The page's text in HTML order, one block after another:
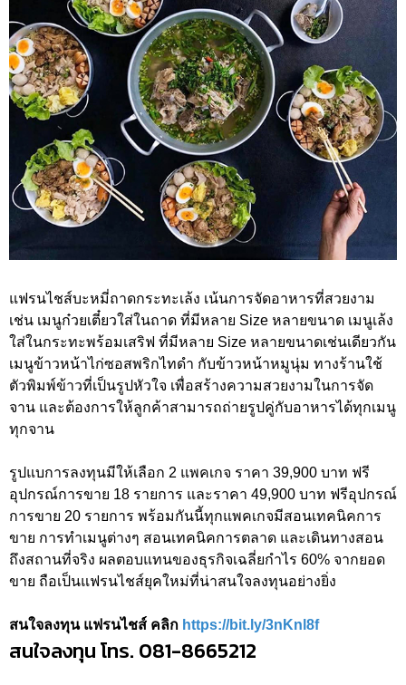
แฟรนไชส์บะหมี่ถาดกระทะเล้ง เน้นการจัดอาหารที่สวยงาม
เช่น เมนูก๋วยเตี๋ยวใส่ในถาด ที่มีหลาย Size หลายขนาด เมนูเล้ง
ใส่ในกระทะพร้อมเสริฟ ที่มีหลาย Size หลายขนาดเช่นเดียวกัน
เมนูข้าวหน้าไก่ซอสพริกไทดำ กับข้าวหน้าหมูนุ่ม ทางร้านใช้
ตัวพิมพ์ข้าวที่เป็นรูปหัวใจ เพื่อสร้างความสวยงามในการจัด
จาน และต้องการให้ลูกค้าสามารถถ่ายรูปคู่กับอาหารได้ทุกเมนู
ทุกจาน
รูปแบการลงทุนมีให้เลือก 2 แพคเกจ ราคา 39,900 บาท ฟรี
อุปกรณ์การขาย 18 รายการ และราคา 49,900 บาท ฟรีอุปกรณ์
การขาย 20 รายการ พร้อมกันนี้ทุกแพคเกจมีสอนเทคนิคการ
ขาย การทำเมนูต่างๆ สอนเทคนิคการตลาด และเดินทางสอน
ถึงสถานที่จริง ผลตอบแทนของธุรกิจเฉลี่ยกำไร 60% จากยอด
ขาย ถือเป็นแฟรนไชส์ยุคใหม่ที่น่าสนใจลงทุนอย่างยิ่ง
สนใจลงทุน แฟรนไชส์ คลิก https://bit.ly/3nKnl8f
สนใจลงทุน โทร. 081-8665212